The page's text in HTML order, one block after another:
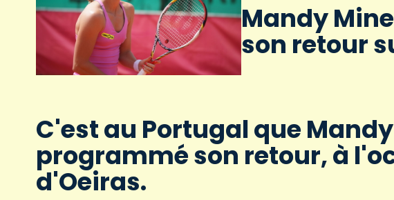
Mandy
son retour
C'est au Portugal que
programmé son retour, à
d'Oeiras.